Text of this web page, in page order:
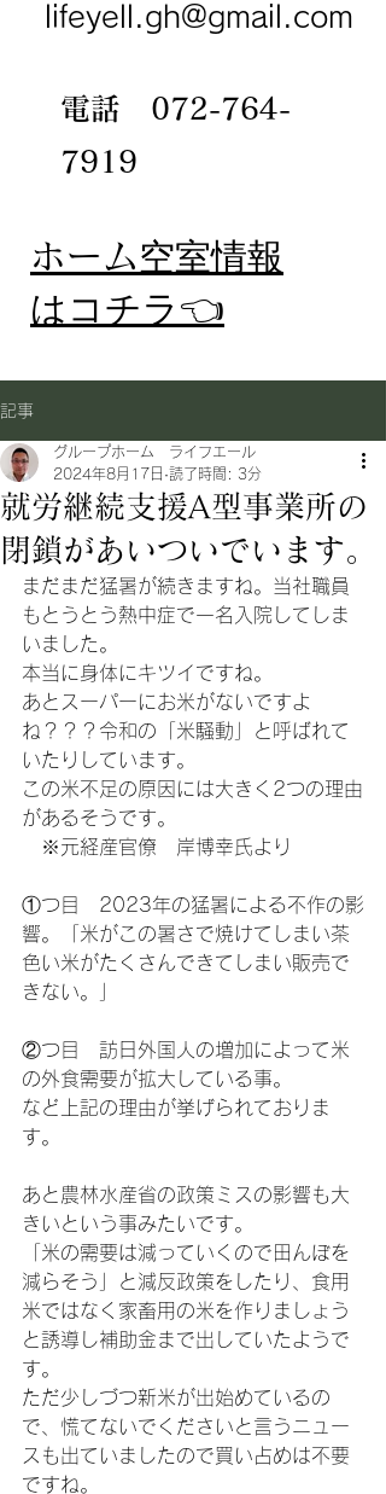
lifeyell.gh@gmail.com
電話 072-764-
7919
​ホーム空室情報
​はコチラ👈
記事
就労継続支援A型事業所の
閉鎖があいついでいます。
グループホーム ライフエール
2024年8月17日 読了時間: 3分
まだまだ猛暑が続きますね。当社職員
もとうとう熱中症で一名入院してしま
いました。
本当に身体にキツイですね。
あとスーパーにお米がないですよ
ね？？？令和の「米騒動」と呼ばれて
いたりしています。
この米不足の原因には大きく2つの理由
があるそうです。
※元経産官僚　岸博幸氏より
①つ目　2023年の猛暑による不作の影
響。「米がこの暑さで焼けてしまい茶
色い米がたくさんできてしまい販売で
きない。」
②つ目　訪日外国人の増加によって米
の外食需要が拡大している事。
など上記の理由が挙げられておりま
す。
あと農林水産省の政策ミスの影響も大
きいという事みたいです。
「米の需要は減っていくので田んぼを
減らそう」と減反政策をしたり、食用
米ではなく家畜用の米を作りましょう
と誘導し補助金まで出していたようで
す。
ただ少しづつ新米が出始めているの
で、慌てないでくださいと言うニュー
スも出ていましたので買い占めは不要
ですね。